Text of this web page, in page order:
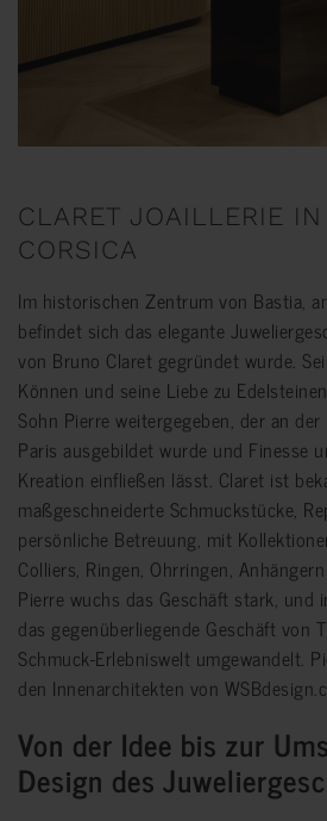
CLARET JOAILLERIE
CORSICA
Im historischen Zentrum von Bastia,
befindet sich das elegante
von Bruno Claret gegründet wurde.
Können und seine Liebe zu
Sohn Pierre weitergegeben, der an
Paris ausgebildet wurde und Finesse
Kreation einfließen lässt. Claret ist
maßgeschneiderte Schmuckstücke,
persönliche Betreuung, mit
Colliers, Ringen, Ohrringen,
Pierre wuchs das Geschäft stark,
das gegenüberliegende Geschäft von
Schmuck-Erlebniswelt umgewandelt.
den Innenarchitekten von
Von der Idee bis zur
Design des